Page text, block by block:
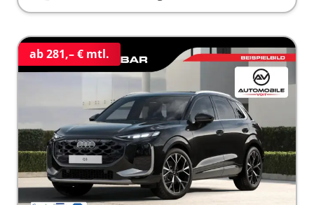
ab 281,– € mtl.